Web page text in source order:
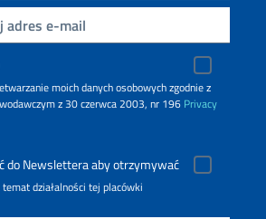
moich danych osobowych zgodnie z
z 30 czerwca 2003, nr 196 Privacy
do Newslettera aby otrzymywać
działalności tej placówki